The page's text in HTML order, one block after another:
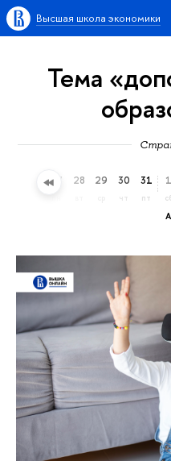
Высшая школа экономики
Тема
27 28 29 30
чт
31
пт
1